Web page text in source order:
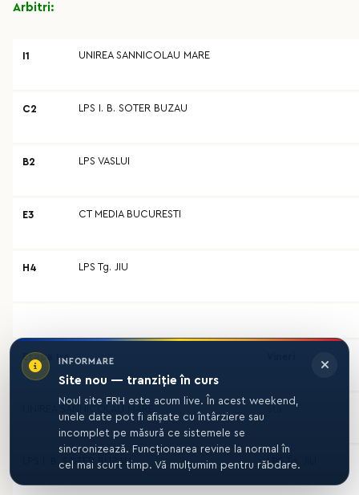
Arbitri:
I1 UNIREA SANNICOLAU MARE
C2 LPS I. B. SOTER BUZAU
B2 LPS VASLUI
E3 CT MEDIA BUCURESTI
H4 LPS Tg. JIU
Etapa I-a
LPS I. B. SOTER BUZAU LPS Tg. JIU
INFORMARE
Site nou — tranziție în curs
Noul site FRH este acum live. În acest weekend,
unele date pot fi afișate cu întârziere sau
incomplet pe măsură ce sistemele se
sincronizează. Funcționarea revine la normal în
cel mai scurt timp. Vă mulțumim pentru răbdare.